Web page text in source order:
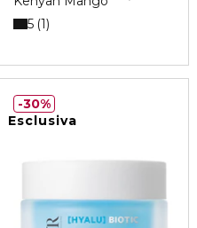
5 1
Esclusiva
30%